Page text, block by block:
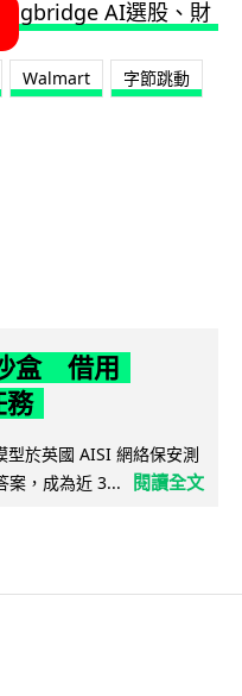
Walmart 字節跳動
盒 借用
務
於英國 AISI 網絡保安測
案，成為近 3...
閱讀全文